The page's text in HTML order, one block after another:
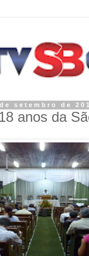
setembro de
anos da